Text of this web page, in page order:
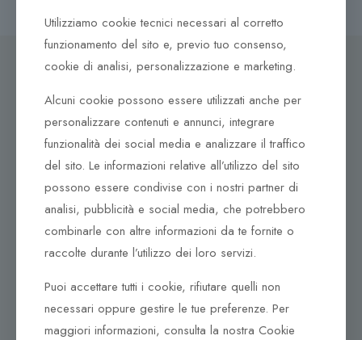
Le
opzioni
possono
scelte
nella
pagina
del
prodotto
Dove ci puoi trovare
Corso Italia, 161
Tel. +39 0932 683156
97100 Ragusa RG
Corso Vittorio Emanuele 79/A
Tel. +39 0933 942394
95042 Grammichele CT
Utilizziamo cookie tecnici necessari al corretto
funzionamento del sito e, previo tuo consenso,
cookie di analisi, personalizzazione e marketing.
Alcuni cookie possono essere utilizzati anche per
personalizzare contenuti e annunci, integrare
funzionalità dei social media e analizzare il traffico
del sito. Le informazioni relative all’utilizzo del sito
possono essere condivise con i nostri partner di
analisi, pubblicità e social media, che potrebbero
combinarle con altre informazioni da te fornite o
raccolte durante l’utilizzo dei loro servizi.
Puoi accettare tutti i cookie, rifiutare quelli non
necessari oppure gestire le tue preferenze. Per
maggiori informazioni, consulta la nostra Cookie